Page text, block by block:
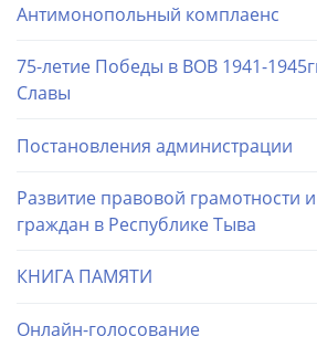
Антимонопольный комплаенс
75-летие Победы в ВОВ 1941-
Славы
Постановления администрации
Развитие правовой грамотности
граждан в Республике Тыва
КНИГА ПАМЯТИ
Онлайн-голосование